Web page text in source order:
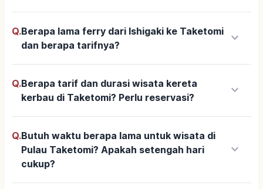
Q.Berapa lama ferry dari Ishigaki ke Taketomi
dan berapa tarifnya?
keyboard_arrow_down
Q.Berapa tarif dan durasi wisata kereta
kerbau di Taketomi? Perlu reservasi?
keyboard_arrow_down
Q.Butuh waktu berapa lama untuk wisata di
Pulau Taketomi? Apakah setengah hari
cukup?
keyboard_arrow_down